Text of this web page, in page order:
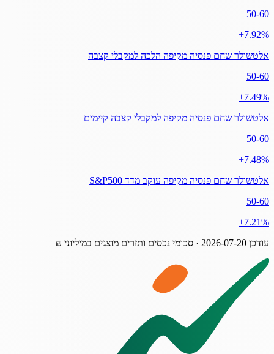
50-60
‎+7.92%
אלטשולר שחם פנסיה מקיפה הלכה למקבלי קצבה
50-60
‎+7.49%
אלטשולר שחם פנסיה מקיפה למקבלי קצבה קיימים
50-60
‎+7.48%
אלטשולר שחם פנסיה מקיפה עוקב מדד S&P500
50-60
‎+7.21%
עודכן 2026-07-20 · סכומי נכסים ותזרים מוצגים במיליוני ₪